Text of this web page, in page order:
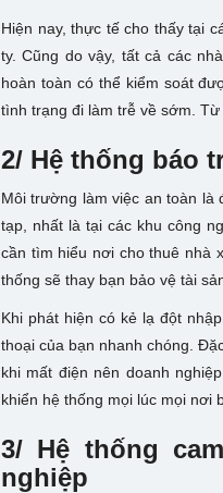
Hiện nay, thực tế cho thấy tại
ty. Cũng do vậy, tất cả các
hoàn toàn có thể kiểm soát
tình trạng đi làm trễ về sớm.
2/ Hệ thống báo
Môi trường làm việc an toàn là
tạp, nhất là tại các khu công
cần tìm hiểu nơi cho thuê nhà
thống sẽ thay bạn bảo vệ tài
Khi phát hiện có kẻ lạ đột
thoại của bạn nhanh chóng.
khi mất điện nên doanh
khiển hệ thống mọi lúc mọi nơi
3/ Hệ thống
nghiệp